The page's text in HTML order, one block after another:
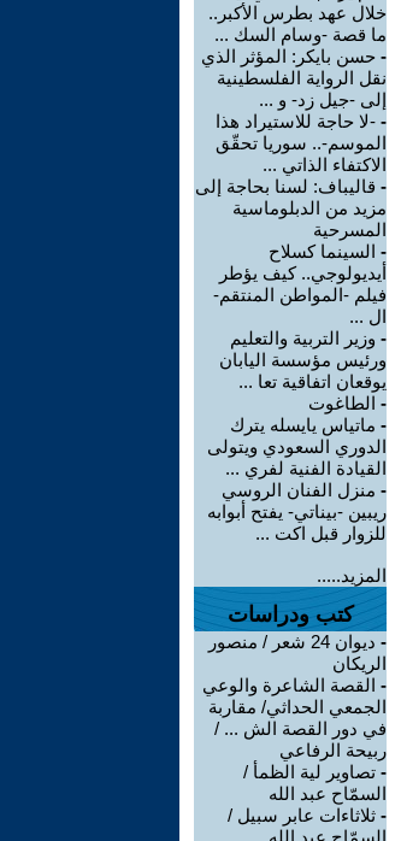
خلال عهد بطرس الأكبر..
ما قصة -وسام السك ...
- حسن بايكر: المؤثر الذي
نقل الرواية الفلسطينية
إلى -جيل زد- و ...
- -لا حاجة للاستيراد هذا
الموسم-.. سوريا تحقّق
الاكتفاء الذاتي ...
- قاليباف: لسنا بحاجة إلى
مزيد من الدبلوماسية
المسرحية
- السينما كسلاح
أيديولوجي.. كيف يؤطر
فيلم -المواطن المنتقم-
ال ...
- وزير التربية والتعليم
ورئيس مؤسسة اليابان
يوقعان اتفاقية تعا ...
- الطاغوت
- ماتياس يايسله يترك
الدوري السعودي ويتولى
القيادة الفنية لفري ...
- منزل الفنان الروسي
ريبين -بيناتي- يفتح أبوابه
للزوار قبل اكت ...
المزيد.....
كتب ودراسات
-
ديوان 24 شعر / منصور
الريكان
- القصة الشاعرة والوعي
الجمعي الحداثي/ مقاربة
في دور القصة الش ... /
ربيحة الرفاعي
- تصاوير لية الظمأ /
السمّاح عبد الله
- ثلاثاءات عابر سبيل /
السمّاح عبد الله